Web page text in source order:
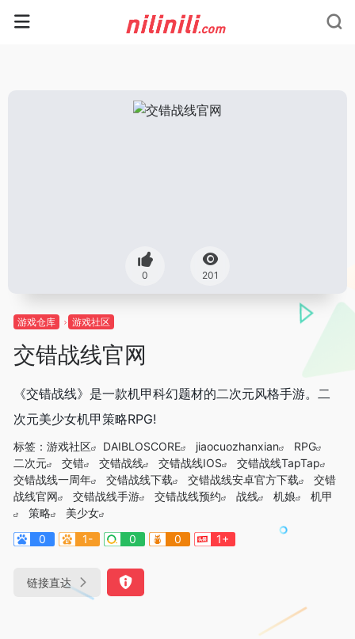
0 201
游戏仓库 游戏社区
交错战线官网
《交错战线》是一款机甲科幻题材的二次元风格手游。二
次元美少女机甲策略RPG!
标签： 游戏社区 DAIBLOSCORE jiaocuozhanxian
RPG
二次元
交错 交错战线 交错战线IOS
交错战线TapTap
交错战线一周年
交错战线下载 交错战线安卓官方下载
交错
战线官网
交错战线手游 交错战线预约 战线 机娘
机甲
策略
美少女
0
1- 0 0 1+
链接直达